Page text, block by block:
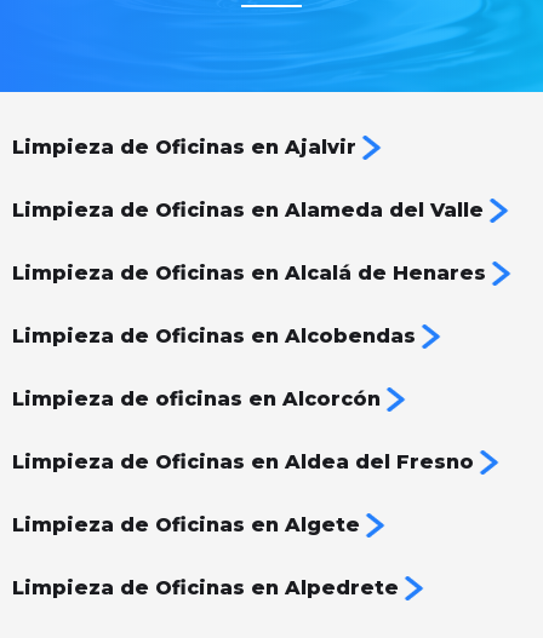
Limpieza de Oficinas en Ajalvir
Limpieza de Oficinas en Alameda del Valle
Limpieza de Oficinas en Alcalá de Henares
Limpieza de Oficinas en Alcobendas
Limpieza de oficinas en Alcorcón
Limpieza de Oficinas en Aldea del Fresno
Limpieza de Oficinas en Algete
Limpieza de Oficinas en Alpedrete